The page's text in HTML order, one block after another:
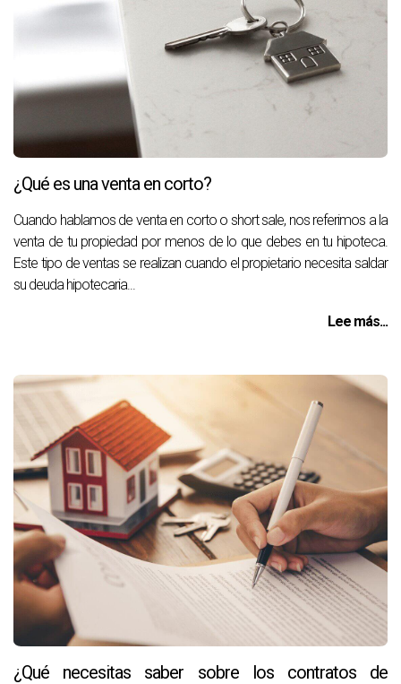
¿Qué es una venta en corto?
Cuando hablamos de venta en corto o short sale, nos referimos a la
venta de tu propiedad por menos de lo que debes en tu hipoteca.
Este tipo de ventas se realizan cuando el propietario necesita saldar
su deuda hipotecaria...
Lee más...
¿Qué necesitas saber sobre los contratos de